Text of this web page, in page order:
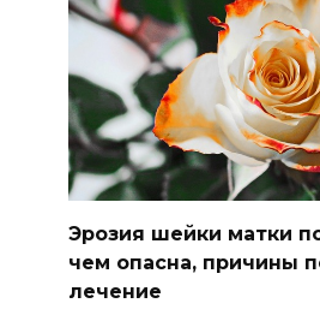
Эрозия шейки матки
чем опасна, причины
лечение